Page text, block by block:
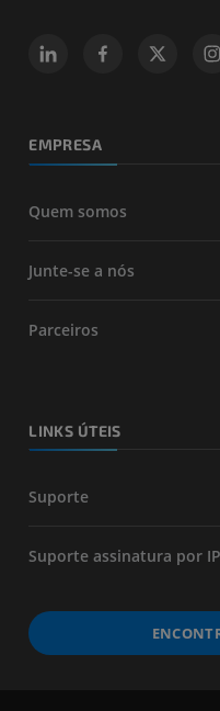
EMPRESA
Quem somos
Junte-se a nós
Parceiros
LINKS ÚTEIS
Suporte
Suporte assinatura por IP